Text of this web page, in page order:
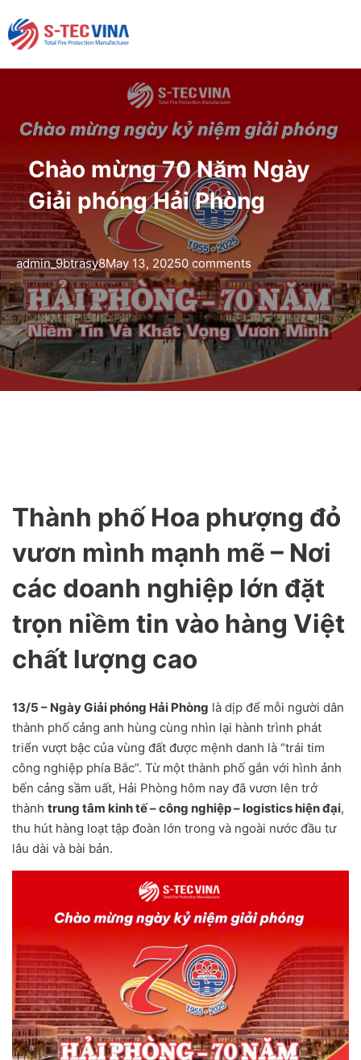
Chào mừng 70 Năm Ngày
Giải phóng Hải Phòng
admin_9btrasy8May 13, 20250 comments
Thành phố Hoa phượng đỏ
vươn mình mạnh mẽ – Nơi
các doanh nghiệp lớn đặt
trọn niềm tin vào hàng Việt
chất lượng cao
13/5 – Ngày Giải phóng Hải Phòng là dịp để mỗi người dân
thành phố cảng anh hùng cùng nhìn lại hành trình phát
triển vượt bậc của vùng đất được mệnh danh là “trái tim
công nghiệp phía Bắc”. Từ một thành phố gắn với hình ảnh
bến cảng sầm uất, Hải Phòng hôm nay đã vươn lên trở
thành trung tâm kinh tế – công nghiệp – logistics hiện đại,
thu hút hàng loạt tập đoàn lớn trong và ngoài nước đầu tư
lâu dài và bài bản.